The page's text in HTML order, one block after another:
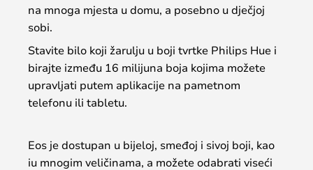
na mnoga mjesta u domu, a posebno u dječjoj
sobi.
Stavite bilo koji žarulju u boji tvrtke Philips Hue i
birajte između 16 milijuna boja kojima možete
upravljati putem aplikacije na pametnom
telefonu ili tabletu.
Eos je dostupan u bijeloj, smeđoj i sivoj boji, kao
iu mnogim veličinama, a možete odabrati viseći